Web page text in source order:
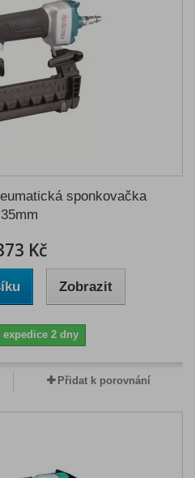
sponkovačka
Kč
Zobrazit
expedice 2 dny
Přidat k porovnání